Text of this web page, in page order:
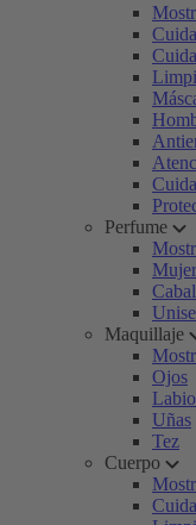
Perfume
Maquillaje
Ojos
Uñas
Tez
Cuerpo